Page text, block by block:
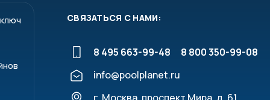
СВЯЗАТЬСЯ С НАМИ:
8 495 663-99-48
8 800 350-99-08
info@poolplanet.ru